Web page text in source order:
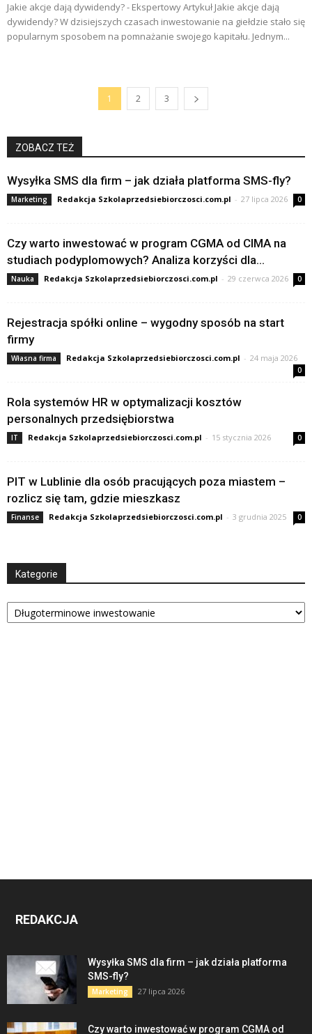
Jakie akcje dają dywidendy? - Ekspertowy Artykuł Jakie akcje dają
dywidendy? W dzisiejszych czasach inwestowanie na giełdzie stało się
popularnym sposobem na pomnażanie swojego kapitału. Jednym...
1 2 3
ZOBACZ TEŻ
Wysyłka SMS dla firm – jak działa platforma SMS-fly?
Marketing Redakcja Szkolaprzedsiebiorczosci.com.pl - 27 lipca 2026 0
Czy warto inwestować w program CGMA od CIMA na
studiach podyplomowych? Analiza korzyści dla...
Nauka Redakcja Szkolaprzedsiebiorczosci.com.pl - 29 czerwca 2026 0
Rejestracja spółki online – wygodny sposób na start
firmy
Własna firma Redakcja Szkolaprzedsiebiorczosci.com.pl - 24 maja 2026
0
Rola systemów HR w optymalizacji kosztów
personalnych przedsiębiorstwa
IT Redakcja Szkolaprzedsiebiorczosci.com.pl - 15 stycznia 2026 0
PIT w Lublinie dla osób pracujących poza miastem –
rozlicz się tam, gdzie mieszkasz
Finanse Redakcja Szkolaprzedsiebiorczosci.com.pl - 3 grudnia 2025 0
Kategorie
Kategorie
REDAKCJA
Wysyłka SMS dla firm – jak działa platforma
SMS-fly?
Marketing 27 lipca 2026
Czy warto inwestować w program CGMA od